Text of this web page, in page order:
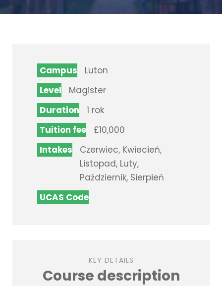
Campus
Luton
Level
Magister
Duration
1 rok
Tuition fee
£10,000
Intakes
Czerwiec, Kwiecień,
Listopad, Luty,
Październik, Sierpień
UCAS Code
KEY DETAILS
Course description